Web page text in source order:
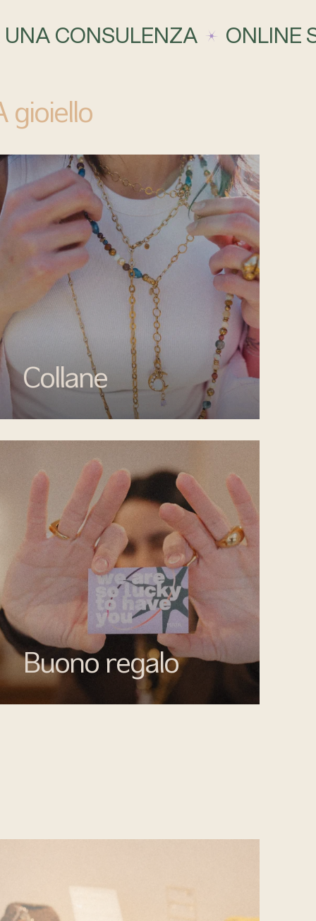
CONSULENZA ONLINE
gioiello
Collane
Esalta il tuo look con le collane di Mata
gioielli, un perfetto mix di creatività e
artigianalità.
Buono regalo
Quando vuoi fare un regalo firmato Mata